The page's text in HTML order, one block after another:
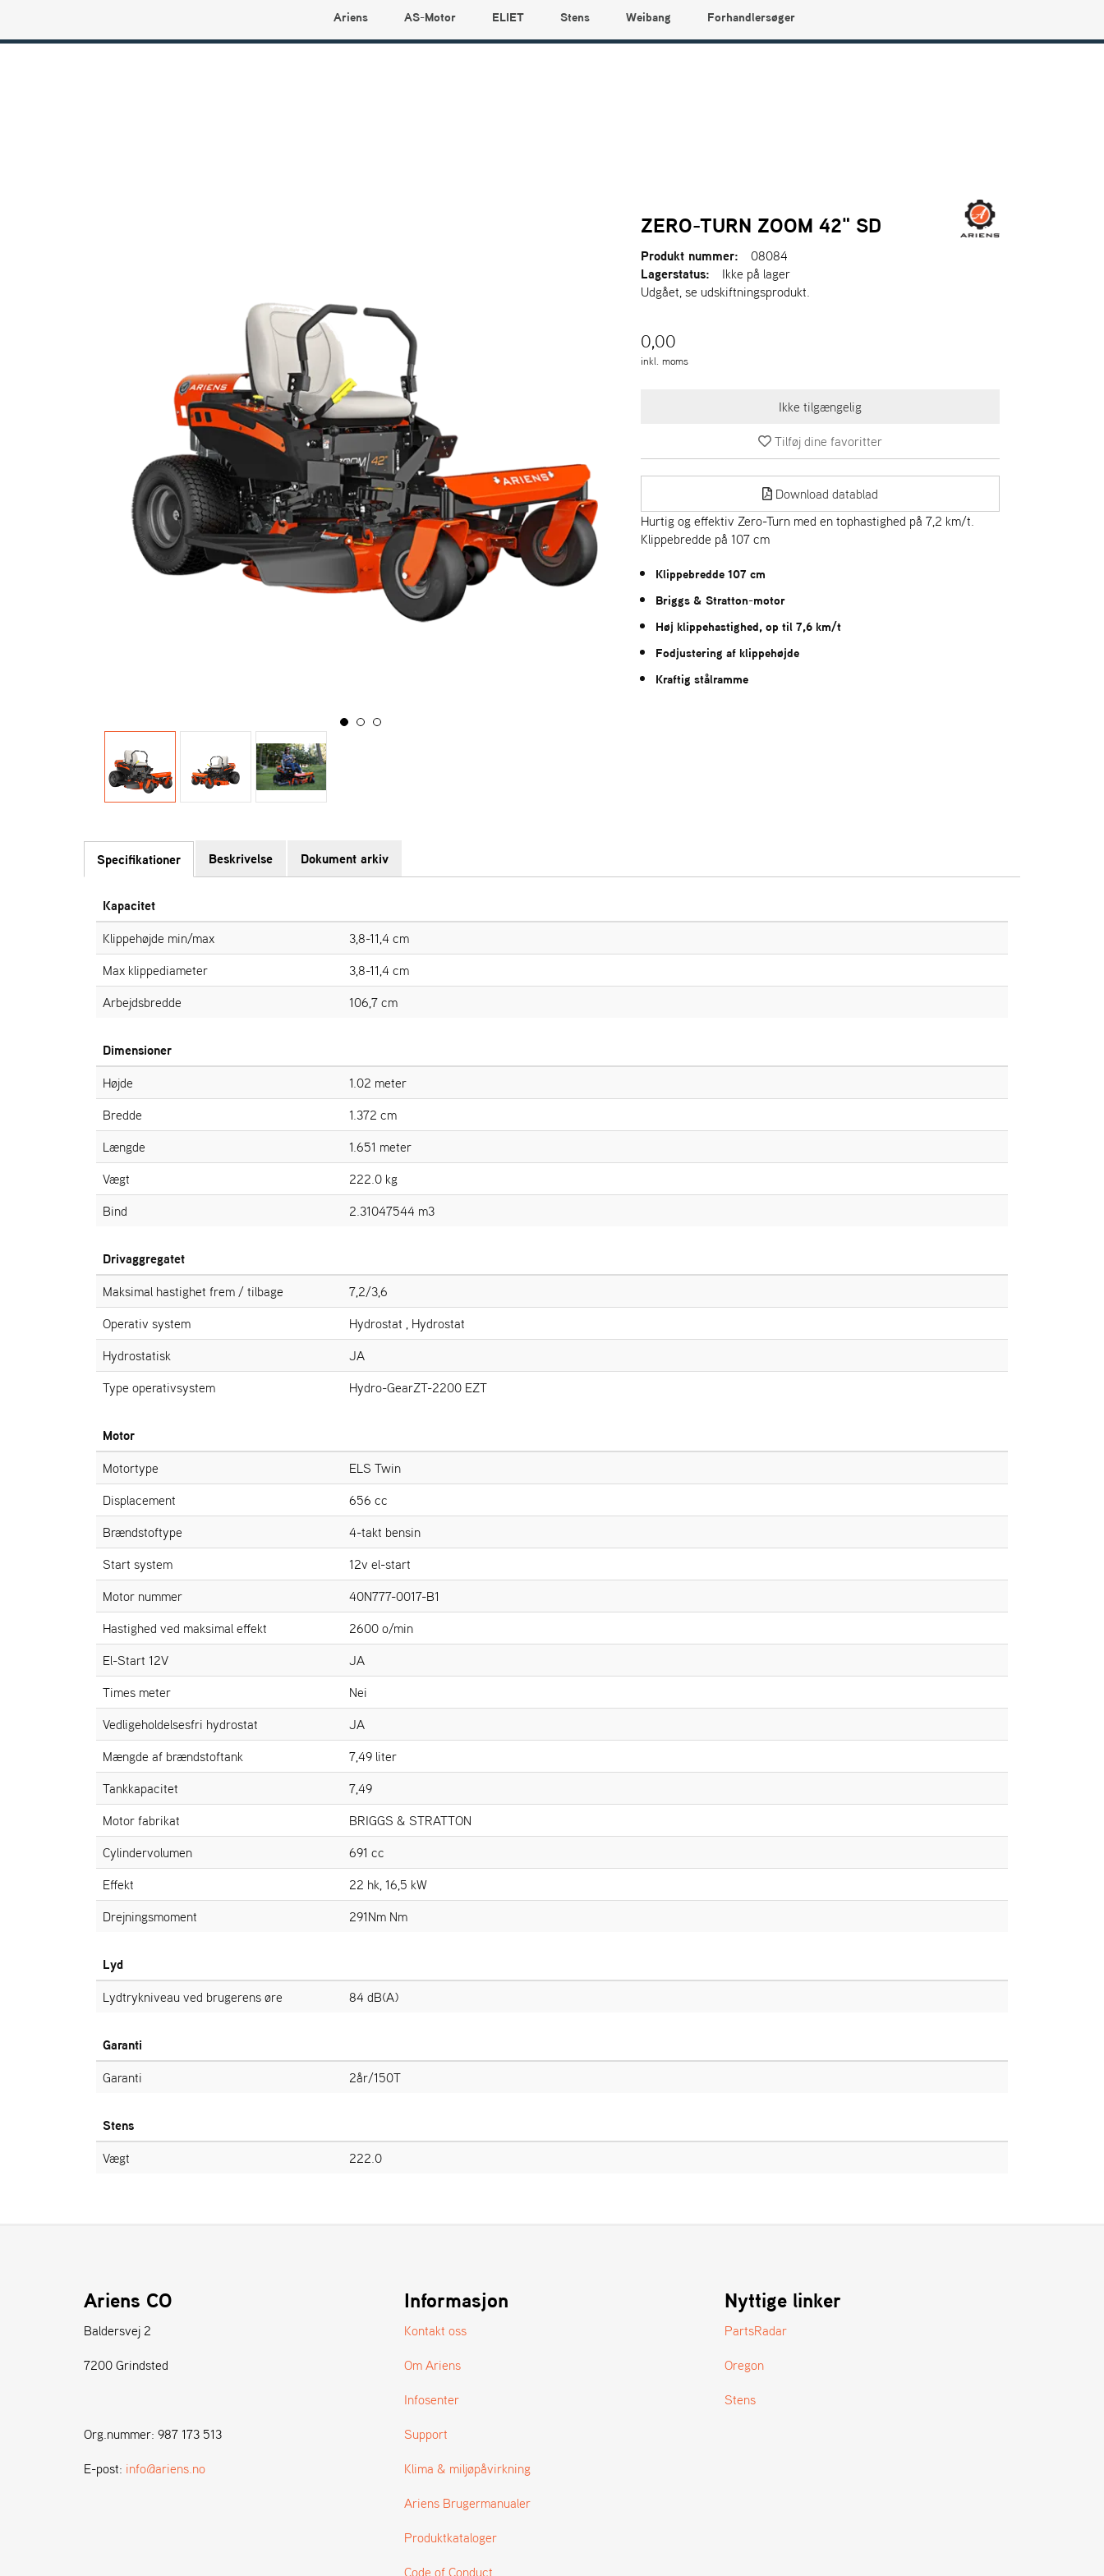
Ariens AS-Motor ELIET Stens Weibang Forhandlersøger
ZERO-TURN ZOOM 42" SD
Produkt nummer:
08084
Lagerstatus:
Ikke på lager
Udgået, se udskiftningsprodukt.
0,00
inkl. moms
Tilføj dine favoritter
Download datablad
Hurtig og effektiv Zero-Turn med en tophastighed på 7,2 km/t.
Klippebredde på 107 cm
Klippebredde 107 cm
Briggs & Stratton-motor
Høj klippehastighed, op til 7,6 km/t
Fodjustering af klippehøjde
Kraftig stålramme
Specifikationer Beskrivelse Dokument arkiv
Kapacitet
Klippehøjde min/max
3,8-11,4 cm
Max klippediameter
3,8-11,4 cm
Arbejdsbredde
106,7 cm
Dimensioner
Højde
1.02 meter
Bredde
1.372 cm
Længde
1.651 meter
Vægt
222.0 kg
Bind
2.31047544 m3
Drivaggregatet
Maksimal hastighet frem / tilbage
7,2/3,6
Operativ system
Hydrostat , Hydrostat
Hydrostatisk
JA
Type operativsystem
Hydro-GearZT-2200 EZT
Motor
Motortype
ELS Twin
Displacement
656 cc
Brændstoftype
4-takt bensin
Start system
12v el-start
Motor nummer
40N777-0017-B1
Hastighed ved maksimal effekt
2600 o/min
El-Start 12V
JA
Times meter
Nei
Vedligeholdelsesfri hydrostat
JA
Mængde af brændstoftank
7,49 liter
Tankkapacitet
7,49
Motor fabrikat
BRIGGS & STRATTON
Cylindervolumen
691 cc
Effekt
22 hk, 16,5 kW
Drejningsmoment
291Nm Nm
Lyd
Lydtrykniveau ved brugerens øre
84 dB(A)
Garanti
Garanti
2år/150T
Stens
Vægt
222.0
Ariens CO
Baldersvej 2
7200 Grindsted
Org.nummer: 987 173 513
E-post: info@ariens.no
Informasjon
Kontakt oss
Om Ariens
Infosenter
Support
Klima & miljøpåvirkning
Ariens Brugermanualer
Produktkataloger
Code of Conduct
Nyttige linker
PartsRadar
Oregon
Stens